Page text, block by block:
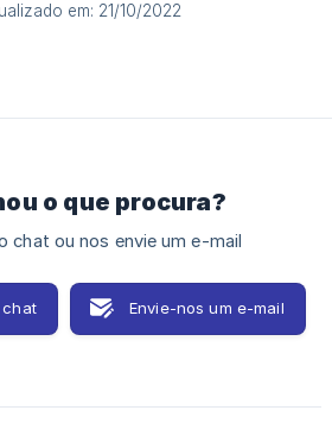
em: 21/10/2022
o que procura?
chat ou nos envie um e-mail
chat Envie-nos um e-mail